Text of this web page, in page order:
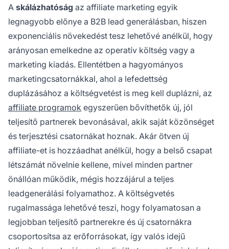
A skálázhatóság az affiliate marketing egyik
legnagyobb előnye a B2B lead generálásban, hiszen
exponenciális növekedést tesz lehetővé anélkül, hogy
arányosan emelkedne az operatív költség vagy a
marketing kiadás. Ellentétben a hagyományos
marketingcsatornákkal, ahol a lefedettség
duplázásához a költségvetést is meg kell duplázni, az
affiliate programok egyszerűen bővíthetők új, jól
teljesítő partnerek bevonásával, akik saját közönséget
és terjesztési csatornákat hoznak. Akár ötven új
affiliate-et is hozzáadhat anélkül, hogy a belső csapat
létszámát növelnie kellene, mivel minden partner
önállóan működik, mégis hozzájárul a teljes
leadgenerálási folyamathoz. A költségvetés
rugalmassága lehetővé teszi, hogy folyamatosan a
legjobban teljesítő partnerekre és új csatornákra
csoportosítsa az erőforrásokat, így valós idejű